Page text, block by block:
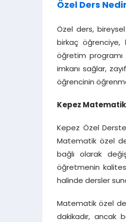
Özel Ders
Özel ders,
birkaç öğrenciye,
öğretim programı
imkanı sağlar,
öğrencinin
Kepez Matematik
Kepez Özel
Matematik özel
bağlı olarak
öğretmenin
halinde dersler
Matematik özel
dakikadır, ancak